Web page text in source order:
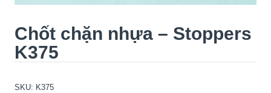
Chốt chặn nhựa – Stoppers
K375
SKU: K375